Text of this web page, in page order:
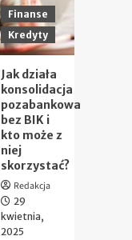
Finanse
Kredyty
Jak działa
konsolidacja
pozabankowa
bez BIK i
kto może z
niej
skorzystać?
Redakcja
29
kwietnia,
2025